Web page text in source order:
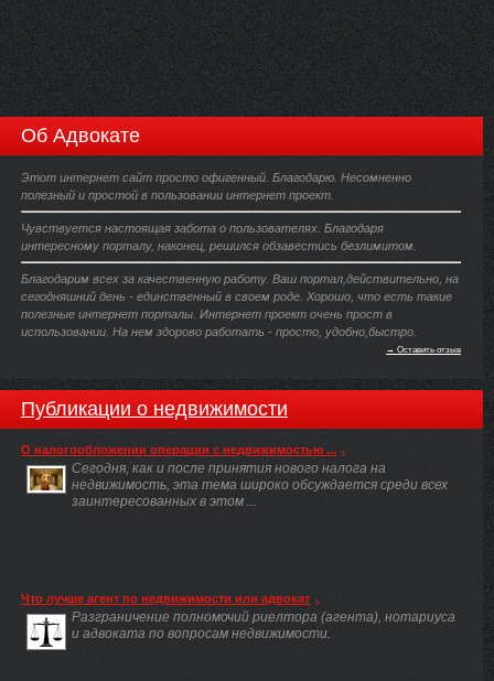
Об Адвокате
Этот интернет сайт просто офигенный. Благодарю. Несомненно
полезный и простой в пользовании интернет проект.
Чувствуется настоящая забота о пользователях. Благодаря
интересному порталу, наконец, решился обзавестись безлимитом.
Благодарим всех за качественную работу. Ваш портал,действительно, на
сегодняшний день - единственный в своем роде. Хорошо, что есть такие
полезные интернет порталы. Интернет проект очень прост в
использовании. На нем здорово работать - просто, удобно,быстро.
→ Оставить отзыв
Публикации о недвижимости
О налогообложении операции с недвижимостью ...
Сегодня, как и после принятия нового налога на
недвижимость, эта тема широко обсуждается среди всех
заинтересованных в этом ...
Что лучше агент по недвижимости или адвокат
Разграничение полномочий риелтора (агента), нотариуса
и адвоката по вопросам недвижимости.